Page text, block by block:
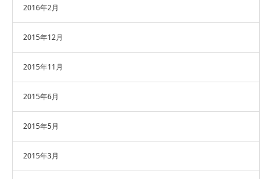
2016年2月
2015年12月
2015年11月
2015年6月
2015年5月
2015年3月